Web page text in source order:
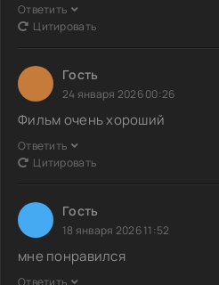
Ответить
Цитировать
Гость
24 января 2026 00:26
Фильм очень хороший
Ответить
Цитировать
Гость
18 января 2026 11:52
мне понравился
Ответить